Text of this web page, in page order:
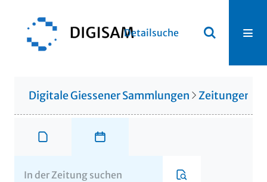
Detailsuche
Digitale Giessener Sammlungen Zeitungen